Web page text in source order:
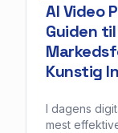
AI Video
Guiden
Kunstig
I dagens
mest